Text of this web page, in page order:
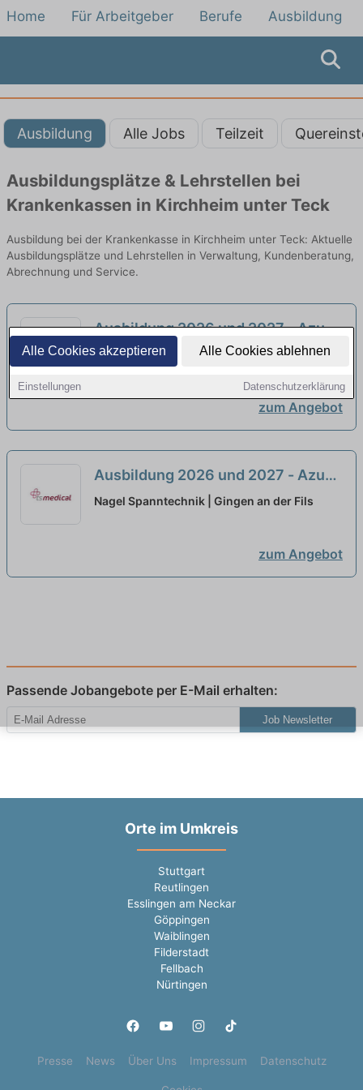
Alle Cookies akzeptieren Alle Cookies ablehnen
Einstellungen Datenschutzerklärung
Home Für Arbeitgeber Berufe Ausbildung
Ausbildung Alle Jobs Teilzeit
Ausbildungsplätze & Lehrstellen bei
Krankenkassen in Kirchheim unter Teck
Ausbildung bei der Krankenkasse in Kirchheim unter Teck: Aktuelle
Ausbildungsplätze und Lehrstellen in Verwaltung, Kundenberatung,
Abrechnung und Service.
Ausbildung 2026 und 2027 - Azubi
Werkzeugmechaniker:in (m/w/d)
Nagel Spanntechnik | Gingen an der Fils
zum Angebot
Ausbildung 2026 und 2027 - Azubi
Werkzeugmechaniker:in (m/w/d)
Nagel Spanntechnik | Gingen an der Fils
zum Angebot
Passende Jobangebote per E-Mail erhalten:
Job Newsletter
Orte im Umkreis
Stuttgart
Reutlingen
Esslingen am Neckar
Göppingen
Waiblingen
Filderstadt
Fellbach
Nürtingen
Presse News Über Uns Impressum Datenschutz